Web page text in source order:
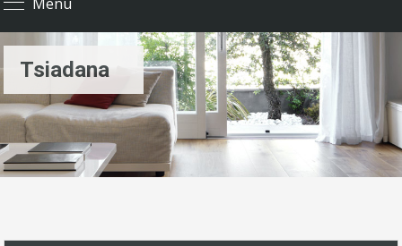
Tsiadana